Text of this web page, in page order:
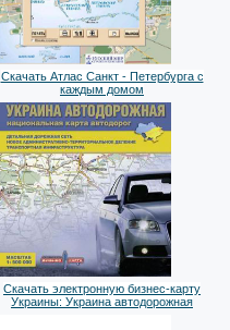
Скачать Атлас Санкт - Петербурга с
каждым домом
Скачать электронную бизнес-карту
Украины: Украина автодорожная